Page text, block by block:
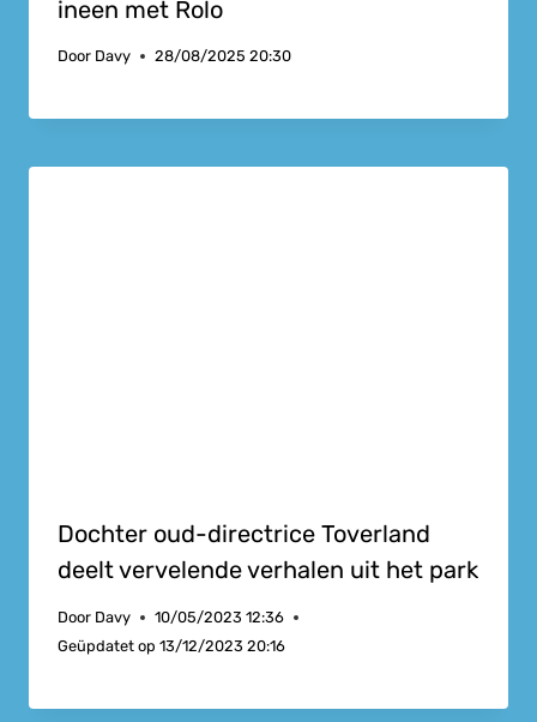
ineen met Rolo
Door Davy 28/08/2025 20:30
Dochter oud-directrice Toverland
deelt vervelende verhalen uit het park
Door Davy
10/05/2023 12:36
Geüpdatet op 13/12/2023 20:16